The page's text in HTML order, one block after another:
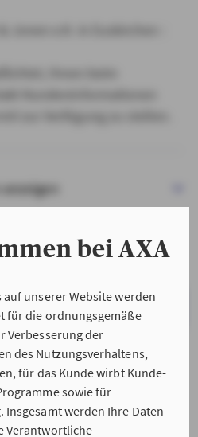
bei AXA
unserer Website werden
für die ordnungsgemäße
Verbesserung der
des Nutzungsverhaltens,
für das Kunde wirbt Kunde-
sowie für
werden Ihre Daten
Verantwortliche
& WEITER